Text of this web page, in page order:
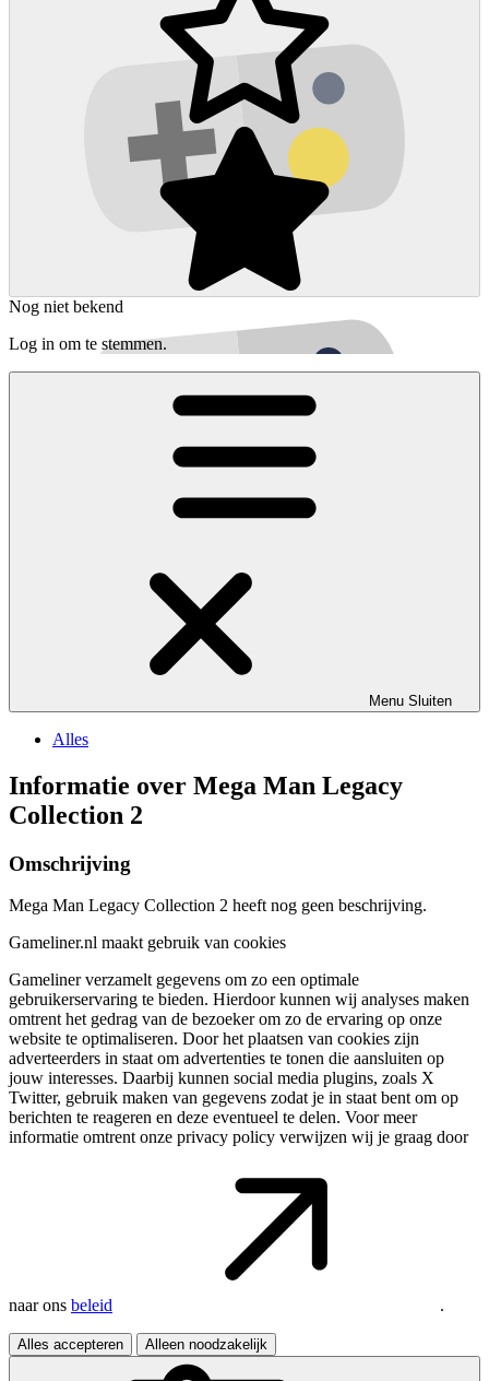
Nog niet bekend
Log in om te stemmen.
Menu Sluiten
Alles
Informatie over Mega Man Legacy
Collection 2
Omschrijving
Mega Man Legacy Collection 2 heeft nog geen beschrijving.
Gameliner.nl maakt gebruik van cookies
Gameliner verzamelt gegevens om zo een optimale
gebruikerservaring te bieden. Hierdoor kunnen wij analyses maken
omtrent het gedrag van de bezoeker om zo de ervaring op onze
website te optimaliseren. Door het plaatsen van cookies zijn
adverteerders in staat om advertenties te tonen die aansluiten op
jouw interesses. Daarbij kunnen social media plugins, zoals X
Twitter, gebruik maken van gegevens zodat je in staat bent om op
berichten te reageren en deze eventueel te delen. Voor meer
informatie omtrent onze privacy policy verwijzen wij je graag door
naar ons beleid .
Alles accepteren Alleen noodzakelijk